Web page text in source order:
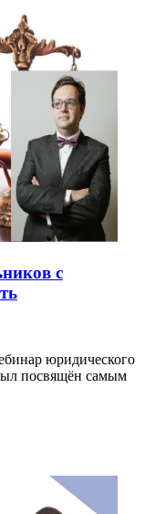
с
юридического
посвящён самым